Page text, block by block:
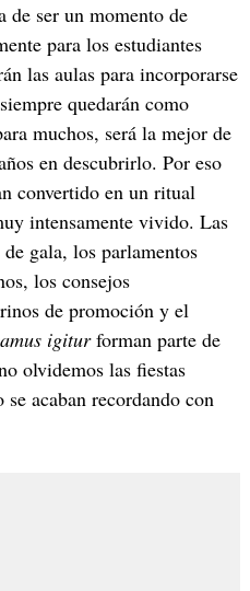
de ser un momento de
para los estudiantes
las aulas para incorporarse
quedarán como
muchos, será la mejor de
en descubrirlo. Por eso
convertido en un ritual
intensamente vivido. Las
gala, los parlamentos
los consejos
de promoción y el
igiturforman parte de
olvidemos las fiestas
acaban recordando con